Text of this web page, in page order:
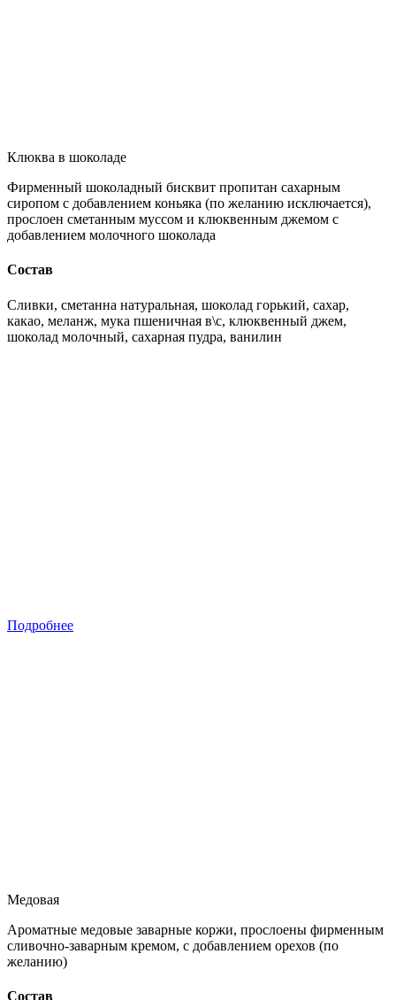
Клюква в шоколаде
Фирменный шоколадный бисквит пропитан сахарным
сиропом с добавлением коньяка (по желанию исключается),
прослоен сметанным муссом и клюквенным джемом с
добавлением молочного шоколада
Состав
Сливки, сметанна натуральная, шоколад горький, сахар,
какао, меланж, мука пшеничная в\с, клюквенный джем,
шоколад молочный, сахарная пудра, ванилин
Подробнее
Медовая
Ароматные медовые заварные коржи, прослоены фирменным
сливочно-заварным кремом, с добавлением орехов (по
желанию)
Состав